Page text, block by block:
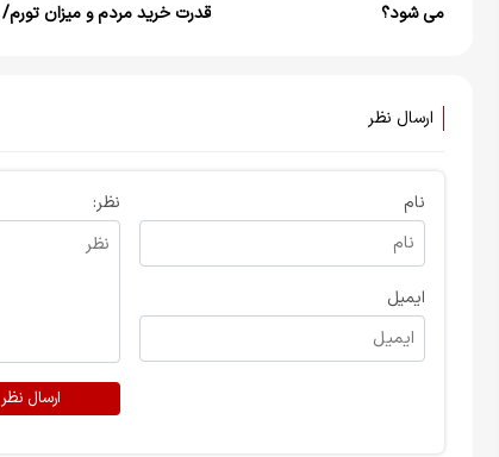
می شود؟
قدرت خرید مردم و میزان تورم/
ارسال نظر
نام
ایمیل
نظر:
ارسال نظر